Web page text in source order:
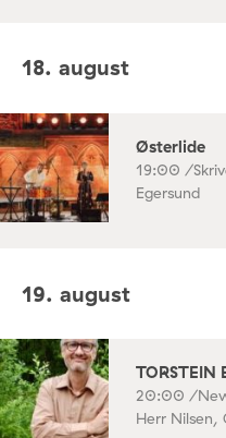
18. august
Østerlide
19:00 /
Egersund
19. august
TORSTEIN
20:00 /
Herr Nilsen,